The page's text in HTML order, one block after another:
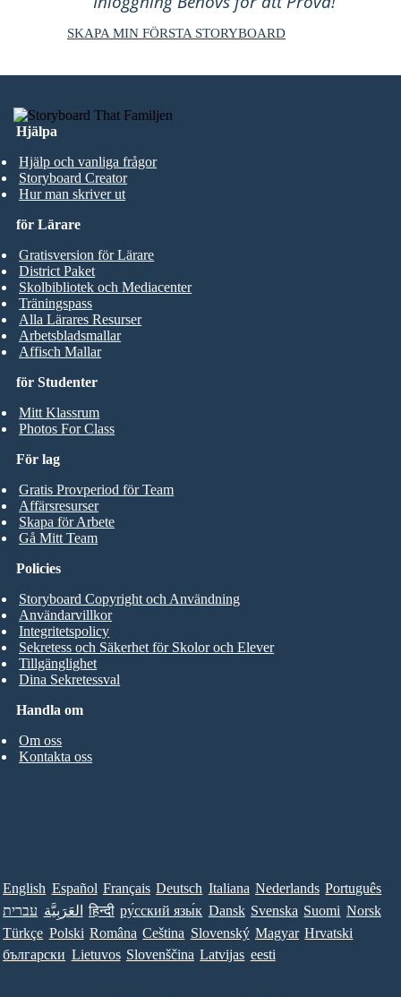
SKAPA MIN FÖRSTA STORYBOARD
Hjälpa
Hjälp och vanliga frågor
Storyboard Creator
Hur man skriver ut
för Studenter
Mitt Klassrum
Photos For Class
för Lärare
Gratisversion för Lärare
District Paket
Skolbibliotek och Mediacenter
Träningspass
Alla Lärares Resurser
Arbetsbladsmallar
Affisch Mallar
För lag
Gratis Provperiod för Team
Affärsresurser
Skapa för Arbete
Gå Mitt Team
Handla om
Om oss
Kontakta oss
Policies
Storyboard Copyright och Användning
Användarvillkor
Integritetspolicy
Sekretess och Säkerhet för Skolor och Elever
Tillgänglighet
Dina Sekretessval
English Español Français Deutsch Italiana Nederlands Português
עברית العَرَبِيَّة हिन्दी ру́сский язы́к Dansk Svenska Suomi Norsk
Türkçe Polski Româna Ceština Slovenský Magyar Hrvatski
български Lietuvos Slovenščina Latvijas eesti